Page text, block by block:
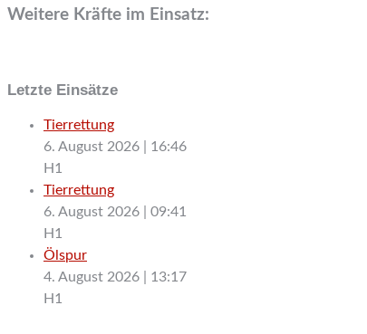
Weitere Kräfte im Einsatz:
Letzte Einsätze
Tierrettung
6. August 2026
16:46
H1
Tierrettung
6. August 2026
09:41
H1
Ölspur
4. August 2026
13:17
H1